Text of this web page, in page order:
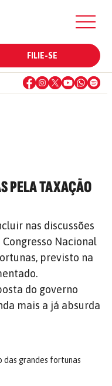
FILIE-SE
PELA TAXAÇÃO
nas discussões
Nacional
previsto na
do governo
mais a já absurda
das grandes fortunas